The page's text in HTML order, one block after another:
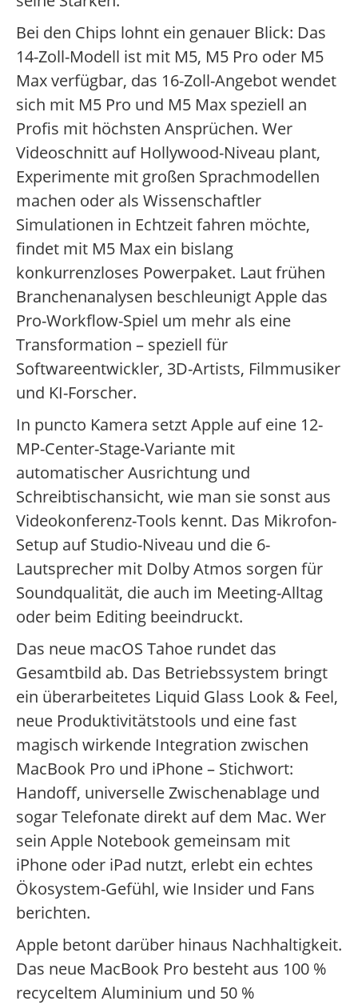
Bei den Chips lohnt ein genauer Blick: Das
14-Zoll-Modell ist mit M5, M5 Pro oder M5
Max verfügbar, das 16-Zoll-Angebot wendet
sich mit M5 Pro und M5 Max speziell an
Profis mit höchsten Ansprüchen. Wer
Videoschnitt auf Hollywood-Niveau plant,
Experimente mit großen Sprachmodellen
machen oder als Wissenschaftler
Simulationen in Echtzeit fahren möchte,
findet mit M5 Max ein bislang
konkurrenzloses Powerpaket. Laut frühen
Branchenanalysen beschleunigt Apple das
Pro-Workflow-Spiel um mehr als eine
Transformation – speziell für
Softwareentwickler, 3D-Artists, Filmmusiker
und KI-Forscher.
In puncto Kamera setzt Apple auf eine 12-
MP-Center-Stage-Variante mit
automatischer Ausrichtung und
Schreibtischansicht, wie man sie sonst aus
Videokonferenz-Tools kennt. Das Mikrofon-
Setup auf Studio-Niveau und die 6-
Lautsprecher mit Dolby Atmos sorgen für
Soundqualität, die auch im Meeting-Alltag
oder beim Editing beeindruckt.
Das neue macOS Tahoe rundet das
Gesamtbild ab. Das Betriebssystem bringt
ein überarbeitetes Liquid Glass Look & Feel,
neue Produktivitätstools und eine fast
magisch wirkende Integration zwischen
MacBook Pro und iPhone – Stichwort:
Handoff, universelle Zwischenablage und
sogar Telefonate direkt auf dem Mac. Wer
sein Apple Notebook gemeinsam mit
iPhone oder iPad nutzt, erlebt ein echtes
Ökosystem-Gefühl, wie Insider und Fans
berichten.
Apple betont darüber hinaus Nachhaltigkeit.
Das neue MacBook Pro besteht aus 100 %
recyceltem Aluminium und 50 %